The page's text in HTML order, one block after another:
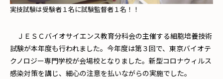
実技試験は受験者１名に試験監督者１名！！
ＪＥＳＣバイオサイエンス教育分科会の主催する細胞培養技術
試験が本年度も行われました。今年度は第３回で、東京バイオテ
クノロジー専門学校が会場校となりました。新型コロナウィルス
感染対策を講じ、細心の注意を払いながらの実施でした。